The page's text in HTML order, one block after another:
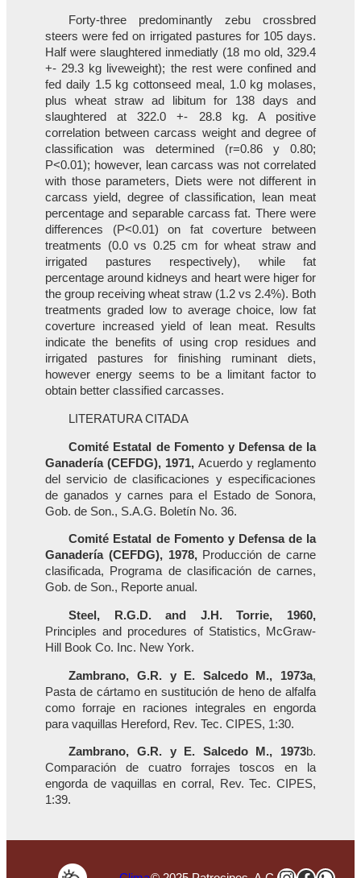
Forty-three predominantly zebu crossbred
steers were fed on irrigated pastures for 105 days.
Half were slaughtered inmediatly (18 mo old, 329.4
+- 29.3 kg liveweight); the rest were confined and
fed daily 1.5 kg cottonseed meal, 1.0 kg molases,
plus wheat straw ad libitum for 138 days and
slaughtered at 322.0 +- 28.8 kg. A positive
correlation between carcass weight and degree of
classification was determined (r=0.86 y 0.80;
P<0.01); however, lean carcass was not correlated
with those parameters, Diets were not different in
carcass yield, degree of classification, lean meat
percentage and separable carcass fat. There were
differences (P<0.01) on fat coverture between
treatments (0.0 vs 0.25 cm for wheat straw and
irrigated pastures respectively), while fat
percentage around kidneys and heart were higer for
the group receiving wheat straw (1.2 vs 2.4%). Both
treatments graded low to average choice, low fat
coverture increased yield of lean meat. Results
indicate the benefits of using crop residues and
irrigated pastures for finishing ruminant diets,
however energy seems to be a limitant factor to
obtain better classified carcasses.
LITERATURA CITADA
Comité Estatal de Fomento y Defensa de la
Ganadería (CEFDG), 1971, Acuerdo y reglamento
del servicio de clasificaciones y especificaciones
de ganados y carnes para el Estado de Sonora,
Gob. de Son., S.A.G. Boletín No. 36.
Comité Estatal de Fomento y Defensa de la
Ganadería (CEFDG), 1978,Producción de carne
clasificada, Programa de clasificación de carnes,
Gob. de Son., Reporte anual.
Steel, R.G.D. and J.H. Torrie, 1960,
Principles and procedures of Statistics, McGraw-
Hill Book Co. Inc. New York.
Zambrano, G.R. y E. Salcedo M., 1973a,
Pasta de cártamo en sustitución de heno de alfalfa
como forraje en raciones integrales en engorda
para vaquillas Hereford, Rev. Tec. CIPES, 1:30.
Zambrano, G.R. y E. Salcedo M., 1973b.
Comparación de cuatro forrajes toscos en la
engorda de vaquillas en corral, Rev. Tec. CIPES,
1:39.